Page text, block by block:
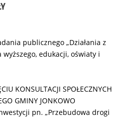
publicznego „Działania z
edukacji, oświaty i
KONSULTACJI SPOŁECZNYCH
GMINY JONKOWO
pn. „Przebudowa drogi